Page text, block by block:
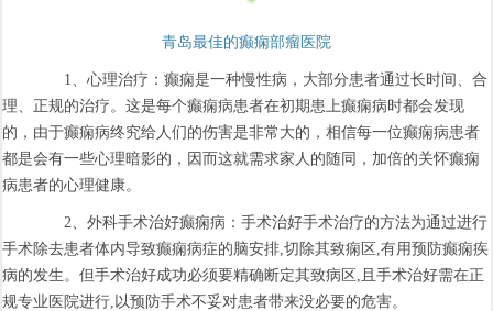
青岛最佳的癫痫部瘤医院
1、心理治疗：癫痫是一种慢性病，大部分患者通过长时间、合
理、正规的治疗。这是每个癫痫病患者在初期患上癫痫病时都会发现
的，由于癫痫病终究给人们的伤害是非常大的，相信每一位癫痫病患者
都是会有一些心理暗影的，因而这就需求家人的随同，加倍的关怀癫痫
病患者的心理健康。
2、外科手术治好癫痫病：手术治好手术治疗的方法为通过进行
手术除去患者体内导致癫痫病症的脑安排,切除其致痫区,有用预防癫痫疾
病的发生。但手术治好成功必须要精确断定其致病区,且手术治好需在正
规专业医院进行,以预防手术不妥对患者带来没必要的危害。